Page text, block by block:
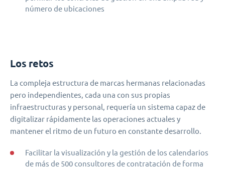
número de ubicaciones
Los retos
La compleja estructura de marcas hermanas relacionadas
pero independientes, cada una con sus propias
infraestructuras y personal, requería un sistema capaz de
digitalizar rápidamente las operaciones actuales y
mantener el ritmo de un futuro en constante desarrollo.
Facilitar la visualización y la gestión de los calendarios
de más de 500 consultores de contratación de forma